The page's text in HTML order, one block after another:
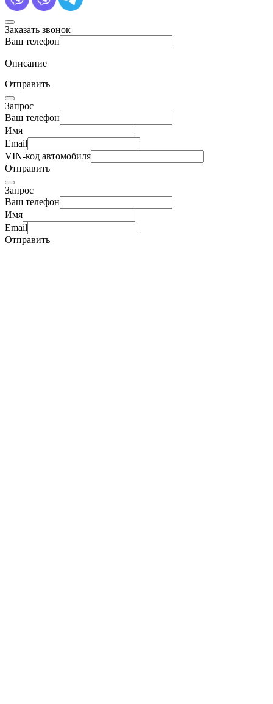
Заказать звонок
Ваш телефон
Описание
Отправить
Запрос
Ваш телефон
Имя
Email
VIN-код автомобиля
Отправить
Запрос
Ваш телефон
Имя
Email
Отправить